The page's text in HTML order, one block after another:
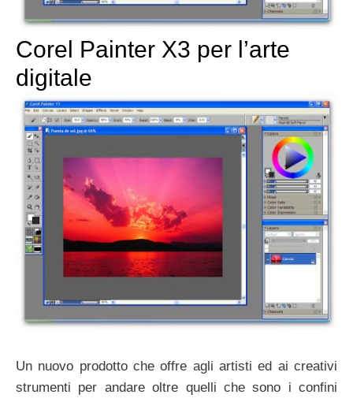
Corel Painter X3 per l’arte
digitale
Un nuovo prodotto che offre agli artisti ed ai creativi
strumenti per andare oltre quelli che sono i confini